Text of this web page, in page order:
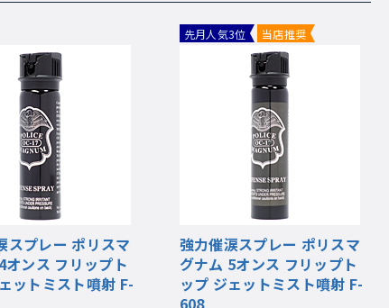
スプレー ポリスマ
オンス フリップト
ットミスト噴射 F-
先月人気3位 当店推奨
強力催涙スプレー ポリスマ
グナム 5オンス フリップト
ップ ジェットミスト噴射 F-